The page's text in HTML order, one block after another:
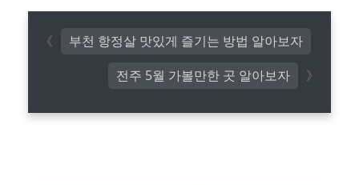
전주 5월 가볼만한 곳 알아보자
부천 항정살 맛있게 즐기는 방법 알아보자